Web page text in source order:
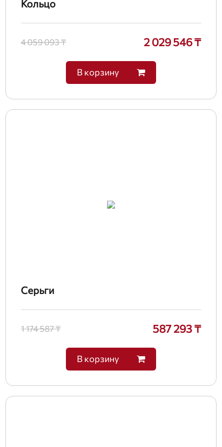
Кольцо
4 059 093 ₸ 2 029 546 ₸
В корзину
Серьги
1 174 587 ₸ 587 293 ₸
В корзину